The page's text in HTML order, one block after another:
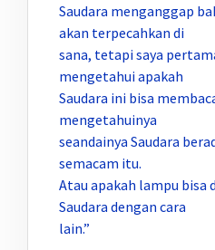
Saudara menganggap
akan terpecahkan di
sana, tetapi saya
mengetahui apakah
Saudara ini bisa
mengetahuinya
seandainya Saudara
semacam itu.
Atau apakah lampu bisa
Saudara dengan cara
lain.”